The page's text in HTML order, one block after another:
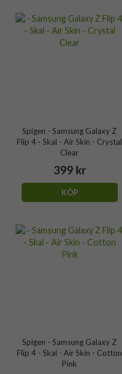
Spigen - Samsung Galaxy Z
Flip 4 - Skal - Air Skin - Crystal
Clear
399 kr
KÖP
Spigen - Samsung Galaxy Z
Flip 4 - Skal - Air Skin - Cotton
Pink